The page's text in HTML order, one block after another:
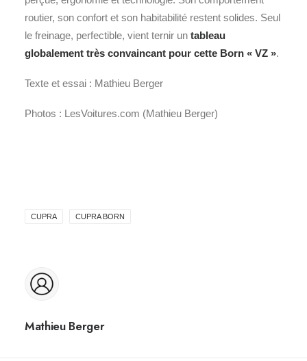
routier, son confort et son habitabilité restent solides. Seul
le freinage, perfectible, vient ternir un tableau
globalement très convaincant pour cette Born « VZ ».
Texte et essai : Mathieu Berger
Photos : LesVoitures.com (Mathieu Berger)
CUPRA CUPRA BORN
Mathieu Berger